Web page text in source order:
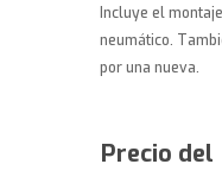
Incluye el
neumático.
por una nueva.
Precio del